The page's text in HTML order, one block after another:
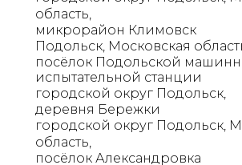
область,
микрорайон Климовск
Подольск, Московская
посёлок Подольской
испытательной станции
городской округ Подольск,
деревня Бережки
городской округ Подольск,
область,
посёлок Александровка